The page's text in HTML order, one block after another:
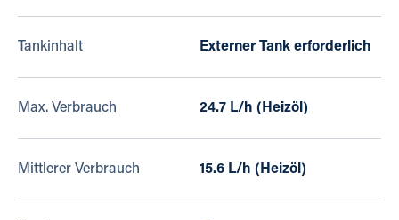
Tankinhalt Externer Tank erforderlich
Max. Verbrauch 24.7 L/h (Heizöl)
Mittlerer Verbrauch 15.6 L/h (Heizöl)